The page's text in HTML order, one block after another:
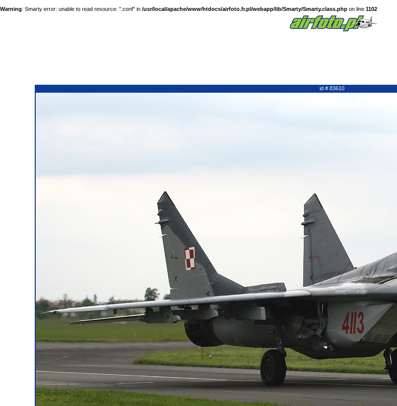
Warning: Smarty error: unable to read resource: ".conf" in /usr/local/apache/www/htdocs/airfoto.fr.pl/webapp/lib/Smarty/Smarty.class.php on line 1102
id # 83610